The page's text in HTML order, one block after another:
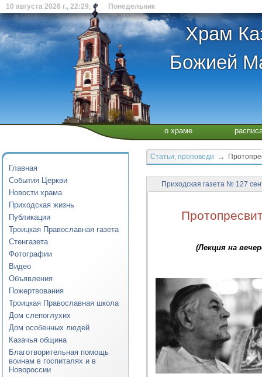
10 августа 2026 г., 22:29, Понедельник
Храм
Божией
о храме
Главная
События Церкви
Новости храма
Приходская жизнь
Публикации
Троицкая Православная газета
Стенгазета
Фотографии
Видео
Объявления
Пожертвования
Троицкая Православная школа
Дом слепоглухих
Дом особенных людей
Казачья община
Благотворительная помощь
воинам в госпиталях и в
Новороссии
Статьи, проповеди →
Приходская газета № 127
(Лекция на